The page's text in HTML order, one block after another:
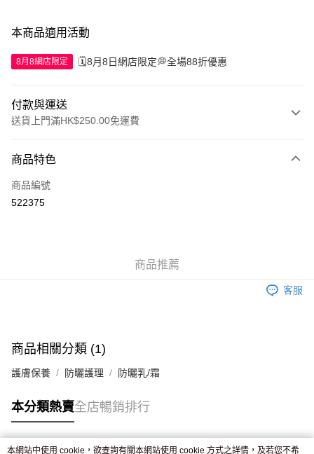
本商品適用活動
8月8網店限定 🗓️8月8日網店限定💭全場88折優惠
付款與運送
送貨上門滿HK$250.00免運費
信用卡
Apple Pay
付款後門市自取，訂單確認後2-4個工作天到店，7天內取。逾期後
商品特色
商品編號
522375
商品推薦
客服
商品相關分類 (1)
護膚保養 防曬護理 防曬乳/霜
本分類熱賣全店暢銷排行
本網站中使用 cookie，欲查詢有關本網站使用 cookie 方式之詳情，及若您不希